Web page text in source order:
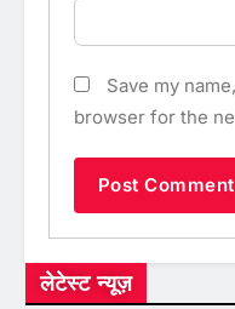
Save my
browser for the
लेटेस्ट न्यूज़